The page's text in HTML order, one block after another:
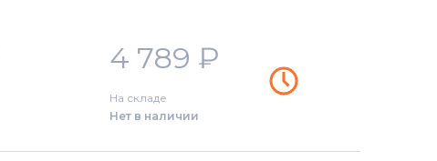
4 789 ₽
На складе
Нет в наличии